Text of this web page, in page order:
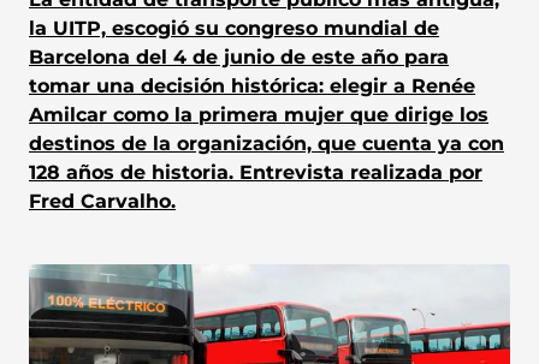
la UITP, escogió su congreso mundial de
Barcelona del 4 de junio de este año para
tomar una decisión histórica: elegir a Renée
Amilcar como la primera mujer que dirige los
destinos de la organización, que cuenta ya con
128 años de historia. Entrevista realizada por
Fred Carvalho.